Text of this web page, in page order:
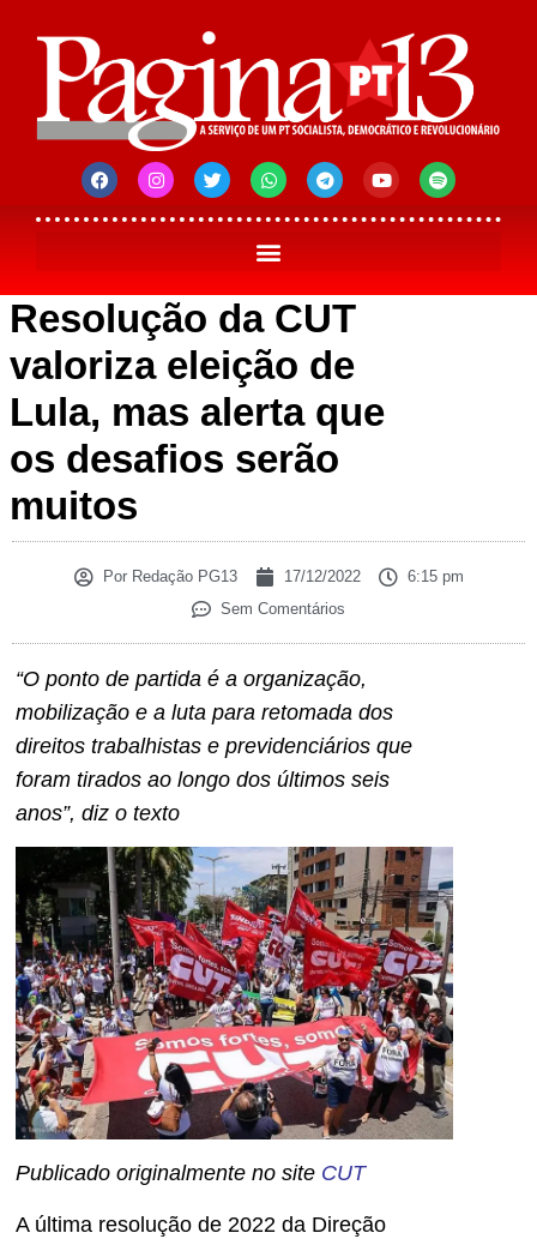
Resolução da CUT
valoriza eleição de
Lula, mas alerta que
os desafios serão
muitos
PorRedação PG13 17/12/2022
6:15 pm
Sem Comentários
“O ponto de partida é a organização,
mobilização e a luta para retomada dos
direitos trabalhistas e previdenciários que
foram tirados ao longo dos últimos seis
anos”, diz o texto
Publicado originalmente no site CUT
A última resolução de 2022 da Direção